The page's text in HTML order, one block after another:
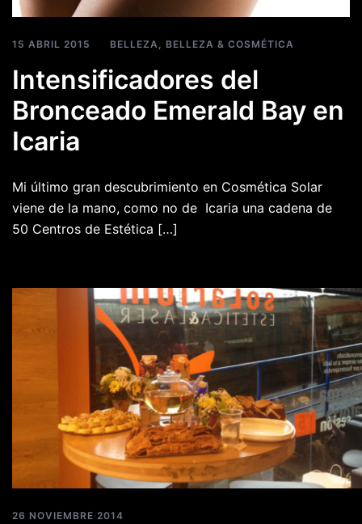
15 ABRIL 2015 BELLEZA BELLEZA & COSMÉTICA
Intensificadores del
Bronceado Emerald Bay en
Icaria
Mi último gran descubrimiento en Cosmética Solar
viene de la mano, como no de Icaria una cadena de
50 Centros de Estética […]
26 NOVIEMBRE 2014